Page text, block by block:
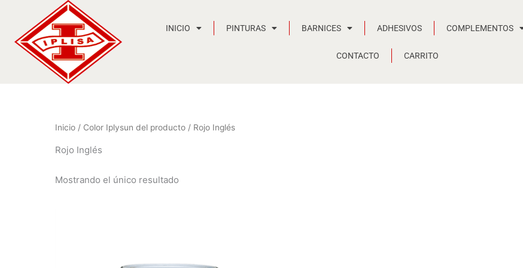
contenido
INICIO PINTURAS BARNICES ADHESIVOS COMPLEMENTOS
CONTACTO CARRITO
Inicio / Color Iplysun del producto / Rojo Inglés
Rojo Inglés
Mostrando el único resultado
hasta